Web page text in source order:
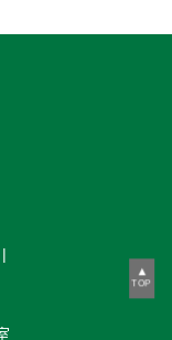
TOP